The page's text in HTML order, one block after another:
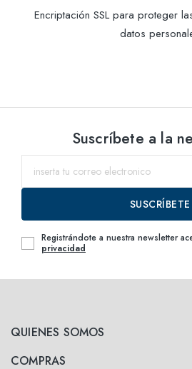
Encriptación SSL para proteger
datos
QUIENES SOMOS
COMPRAS
Suscríbete a la
SUSCRÍBETE
Registrándote a nuestra newsletter
privacidad